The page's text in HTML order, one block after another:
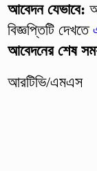
আবেদন যেভাবে:
বিজ্ঞপ্তিটি দেখতে
আবেদনের শেষ
আরটিভি/এমএস